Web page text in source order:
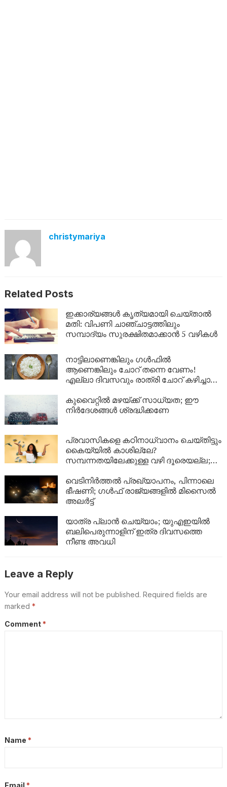
christymariya
Related Posts
ഇക്കാര്യങ്ങൾ കൃത്യമായി ചെയ്താൽ
മതി: വിപണി ചാഞ്ചാട്ടത്തിലും
സമ്പാദ്യം സുരക്ഷിതമാക്കാൻ 5 വഴികൾ
നാട്ടിലാണെങ്കിലും ​ഗൾഫിൽ
ആണെങ്കിലും ചോറ് തന്നെ വേണം!
എല്ലാ ദിവസവും രാത്രി ചോറ് കഴിച്ചാൽ
കുവൈറ്റിൽ മഴയ്ക്ക് സാധ്യത; ഈ
നിർദേശങ്ങൾ ശ്രദ്ധിക്കണേ
പ്രവാസികളെ കഠിനാധ്വാനം ചെയ്തിട്ടും
കൈയ്യിൽ കാശില്ലേ?
സമ്പന്നതയിലേക്കുള്ള വഴി ദൂരെയല്ല;
ബാങ്ക് ബാലൻസും കുതിച്ചുയരും!
വെടിനിർത്തൽ പ്രഖ്യാപനം, പിന്നാലെ
ഭീഷണി; ഗൾഫ് രാജ്യങ്ങളിൽ മിസൈൽ
അലർട്ട്
യാത്ര പ്ലാൻ ചെയ്യാം; യുഎഇയിൽ
ബലിപെരുന്നാളിന് ഇത്ര ദിവസത്തെ
നീണ്ട അവധി
Leave a Reply
Your email address will not be published. Required fields are
marked *
Comment *
Name *
Email *